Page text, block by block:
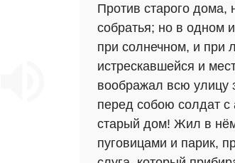
Против старого дома,
собратья; но в одном
при солнечном, и при
истрескавшейся и
воображал всю улицу
перед собою солдат
старый дом! Жил в
пуговицами и парик,